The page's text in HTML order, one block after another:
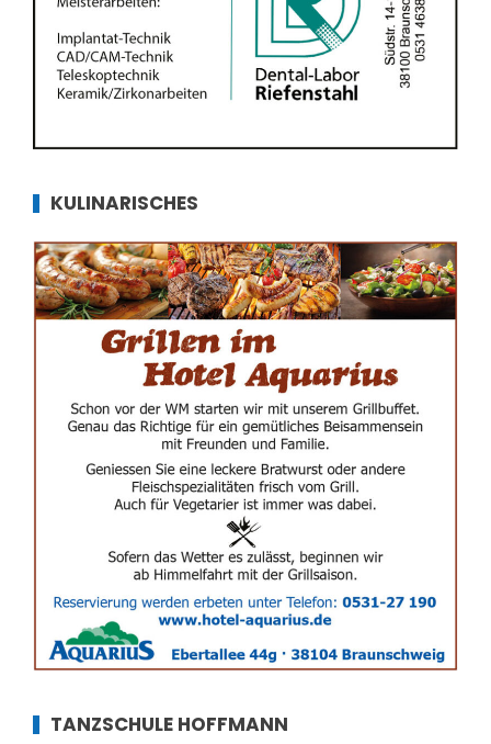
KULINARISCHES
TANZSCHULE HOFFMANN